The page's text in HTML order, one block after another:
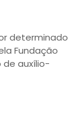
determinado
Fundação
de auxílio-